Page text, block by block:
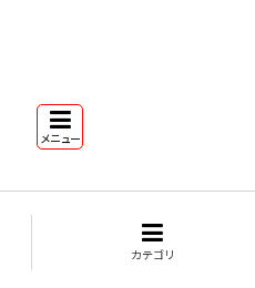
メニュー
カテゴリ